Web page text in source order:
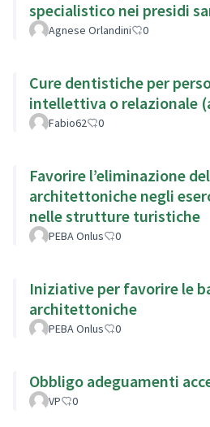
specialistico nei presidi
Agnese Orlandini 0
Cure dentistiche per
intellettiva o relazionale
Fabio62 0
Favorire l’eliminazione
architettoniche negli
nelle strutture turistiche
PEBA Onlus 0
Iniziative per favorire le
architettoniche
PEBA Onlus 0
Obbligo adeguamenti
VP 0